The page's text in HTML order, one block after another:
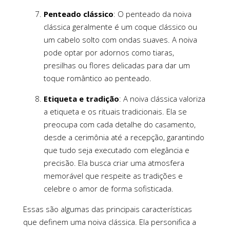
Penteado clássico: O penteado da noiva
clássica geralmente é um coque clássico ou
um cabelo solto com ondas suaves. A noiva
pode optar por adornos como tiaras,
presilhas ou flores delicadas para dar um
toque romântico ao penteado.
Etiqueta e tradição: A noiva clássica valoriza
a etiqueta e os rituais tradicionais. Ela se
preocupa com cada detalhe do casamento,
desde a cerimônia até a recepção, garantindo
que tudo seja executado com elegância e
precisão. Ela busca criar uma atmosfera
memorável que respeite as tradições e
celebre o amor de forma sofisticada.
Essas são algumas das principais características
que definem uma noiva clássica. Ela personifica a